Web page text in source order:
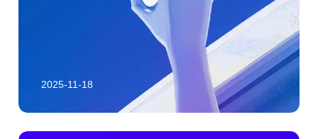
2025-11-18